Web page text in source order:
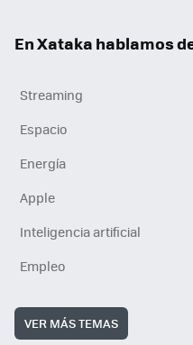
En Xataka hablamos
Streaming
Espacio
Energía
Apple
Inteligencia artificial
Empleo
VER MÁS TEMAS